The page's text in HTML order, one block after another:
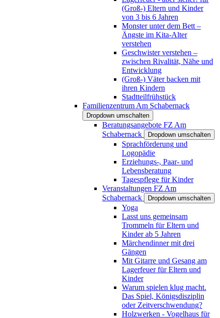
(Groß-) Eltern und Kinder
von 3 bis 6 Jahren
Monster unter dem Bett –
Ängste im Kita-Alter
verstehen
Geschwister verstehen –
zwischen Rivalität, Nähe und
Entwicklung
(Groß-) Väter backen mit
ihren Kindern
Stadtteilfrühstück
Familienzentrum Am Schabernack
Dropdown umschalten
Beratungsangebote FZ Am
Schabernack
Dropdown umschalten
Sprachförderung und
Logopädie
Erziehungs-, Paar- und
Lebensberatung
Tagespflege für Kinder
Veranstaltungen FZ Am
Schabernack
Dropdown umschalten
Yoga
Lasst uns gemeinsam
Trommeln für Eltern und
Kinder ab 5 Jahren
Märchendinner mit drei
Gängen
Mit Gitarre und Gesang am
Lagerfeuer für Eltern und
Kinder
Warum spielen klug macht.
Das Spiel, Königsdisziplin
oder Zeitverschwendung?
Holzwerken - Vogelhaus für